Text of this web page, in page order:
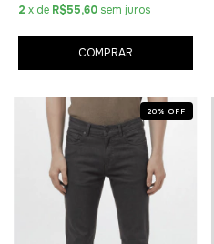
2 x de R$55,60 sem juros
COMPRAR
20 % OFF